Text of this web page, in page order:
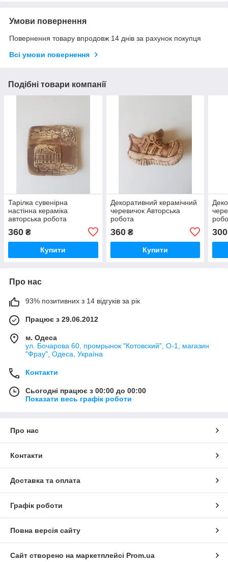
Умови повернення
Повернення товару впродовж 14 днів за рахунок покупця
Всі умови повернення
Подібні товари компанії
Тарілка сувенірна
настінна кераміка
авторська робота
360 ₴
Купити
Декоративний керамічний
черевичок Авторська
робота
360₴
Купити
300
Про нас
93% позитивних з 14 відгуків за рік
Працює з 29.06.2012
м. Одеса
ул. Бочарова 60, промрынок "Котовский", О-1, магазин
"Фрау", Одеса, Україна
Контакти
Сьогодні працює з 00:00 до 00:00
Показати весь графік роботи
Про нас
Контакти
Доставка та оплата
Графік роботи
Повна версія сайту
Сайт створено на маркетплейсі Prom.ua